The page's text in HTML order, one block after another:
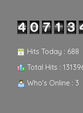
Hits Today : 688
Total Hits :
Who's Online : 3